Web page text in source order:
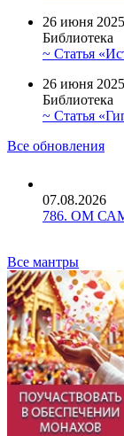
26 июня 2025
Библиотека
~ Статья
26 июня 2025
Библиотека
~ Статья
Все обновления
07.08.2026
786. ОМ
Все мантры